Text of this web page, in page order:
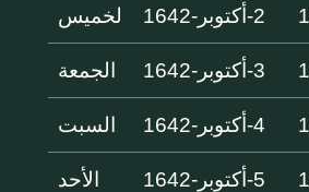
2-أكتوبر-1642 لخميس
3-أكتوبر-1642 الجمعة
4-أكتوبر-1642 السبت
5-أكتوبر-1642 الأحد